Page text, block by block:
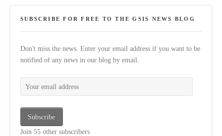
SUBSCRIBE FOR FREE TO THE GSIS NEWS BLOG
Don't miss the news. Enter your email address if you want to be
notified of any news in our blog by email.
Your email address
Subscribe
Join 55 other subscribers